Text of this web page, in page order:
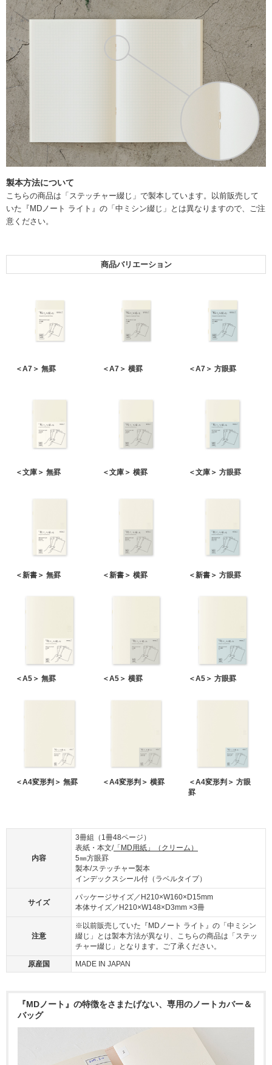
製本方法について
こちらの商品は「ステッチャー綴じ」で製本しています。以前販売して
いた『MDノート ライト』の「中ミシン綴じ」とは異なりますので、ご注
意ください。
商品バリエーション
＜A7＞ 無罫 ＜A7＞ 横罫 ＜A7＞ 方眼罫
＜文庫＞ 無罫 ＜文庫＞ 横罫 ＜文庫＞ 方眼罫
＜新書＞ 無罫 ＜新書＞ 横罫 ＜新書＞ 方眼罫
＜A5＞ 無罫 ＜A5＞ 横罫 ＜A5＞ 方眼罫
＜A4変形判＞ 無罫 ＜A4変形判＞ 横罫
＜A4変形判＞ 方眼
罫
内容
3冊組（1冊48ページ）
表紙・本文/「MD用紙」（クリーム）
5㎜方眼罫
製本/ステッチャー製本
インデックスシール付（ラベルタイプ）
サイズ
パッケージサイズ／H210×W160×D15mm
本体サイズ／H210×W148×D3mm ×3冊
注意
※以前販売していた『MDノート ライト』の「中ミシン
綴じ」とは製本方法が異なり、こちらの商品は「ステッ
チャー綴じ」となります。ご了承ください。
原産国 MADE IN JAPAN
『MDノート』の特徴をさまたげない、専用のノートカバー＆
バッグ